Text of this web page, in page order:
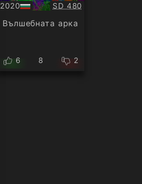
2020
БГ
аудио
Качество:
SD 480
Вълшебната арка
6 8 2